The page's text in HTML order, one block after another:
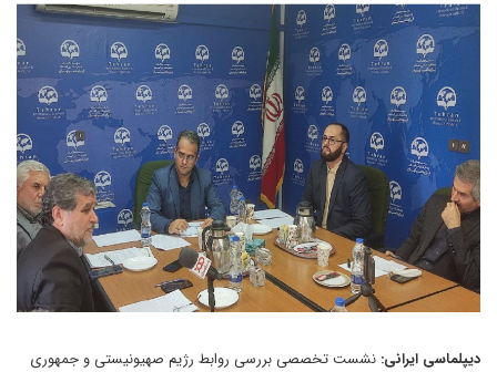
دیپلماسی ایرانی: نشست تخصصی بررسی روابط رژیم صهیونیستی و جمهوری